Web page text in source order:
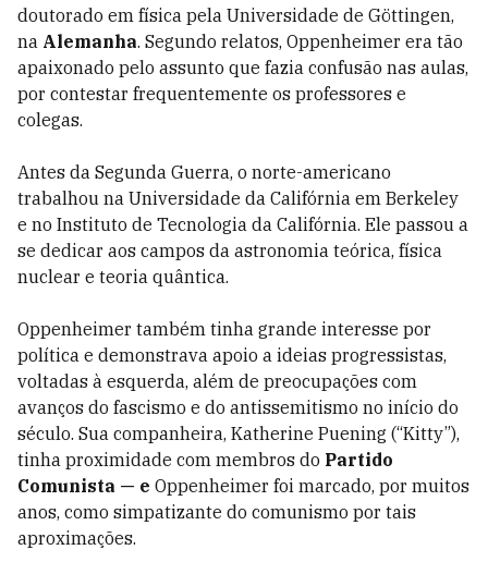
doutorado em física pela Universidade de Göttingen,
na Alemanha. Segundo relatos, Oppenheimer era tão
apaixonado pelo assunto que fazia confusão nas aulas,
por contestar frequentemente os professores e
colegas.
Antes da Segunda Guerra, o norte-americano
trabalhou na Universidade da Califórnia em Berkeley
e no Instituto de Tecnologia da Califórnia. Ele passou a
se dedicar aos campos da astronomia teórica, física
nuclear e teoria quântica.
Oppenheimer também tinha grande interesse por
política e demonstrava apoio a ideias progressistas,
voltadas à esquerda, além de preocupações com
avanços do fascismo e do antissemitismo no início do
século. Sua companheira, Katherine Puening (“Kitty”),
tinha proximidade com membros do Partido
Comunista — e Oppenheimer foi marcado, por muitos
anos, como simpatizante do comunismo por tais
aproximações.